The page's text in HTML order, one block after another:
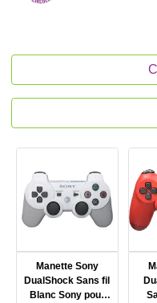
Manette Sony
DualShock Sans fil
Blanc Sony pour